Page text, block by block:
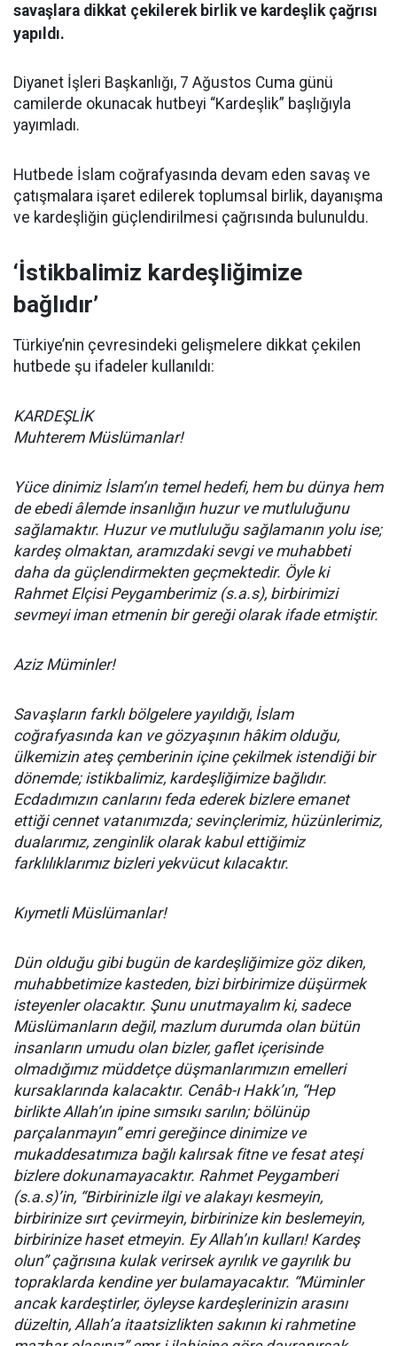
savaşlara dikkat çekilerek birlik ve kardeşlik çağrısı
yapıldı.
Diyanet İşleri Başkanlığı, 7 Ağustos Cuma günü
camilerde okunacak hutbeyi “Kardeşlik” başlığıyla
yayımladı.
Hutbede İslam coğrafyasında devam eden savaş ve
çatışmalara işaret edilerek toplumsal birlik, dayanışma
ve kardeşliğin güçlendirilmesi çağrısında bulunuldu.
‘İstikbalimiz kardeşliğimize
bağlıdır’
Türkiye’nin çevresindeki gelişmelere dikkat çekilen
hutbede şu ifadeler kullanıldı:
KARDEŞLİK
Muhterem Müslümanlar!
Yüce dinimiz İslam’ın temel hedefi, hem bu dünya hem
de ebedi âlemde insanlığın huzur ve mutluluğunu
sağlamaktır. Huzur ve mutluluğu sağlamanın yolu ise;
kardeş olmaktan, aramızdaki sevgi ve muhabbeti
daha da güçlendirmekten geçmektedir. Öyle ki
Rahmet Elçisi Peygamberimiz (s.a.s), birbirimizi
sevmeyi iman etmenin bir gereği olarak ifade etmiştir.
Aziz Müminler!
Savaşların farklı bölgelere yayıldığı, İslam
coğrafyasında kan ve gözyaşının hâkim olduğu,
ülkemizin ateş çemberinin içine çekilmek istendiği bir
dönemde; istikbalimiz, kardeşliğimize bağlıdır.
Ecdadımızın canlarını feda ederek bizlere emanet
ettiği cennet vatanımızda; sevinçlerimiz, hüzünlerimiz,
dualarımız, zenginlik olarak kabul ettiğimiz
farklılıklarımız bizleri yekvücut kılacaktır.
Kıymetli Müslümanlar!
Dün olduğu gibi bugün de kardeşliğimize göz diken,
muhabbetimize kasteden, bizi birbirimize düşürmek
isteyenler olacaktır. Şunu unutmayalım ki, sadece
Müslümanların değil, mazlum durumda olan bütün
insanların umudu olan bizler, gaflet içerisinde
olmadığımız müddetçe düşmanlarımızın emelleri
kursaklarında kalacaktır. Cenâb-ı Hakk’ın, “Hep
birlikte Allah’ın ipine sımsıkı sarılın; bölünüp
parçalanmayın” emri gereğince dinimize ve
mukaddesatımıza bağlı kalırsak fitne ve fesat ateşi
bizlere dokunamayacaktır. Rahmet Peygamberi
(s.a.s)’in, “Birbirinizle ilgi ve alakayı kesmeyin,
birbirinize sırt çevirmeyin, birbirinize kin beslemeyin,
birbirinize haset etmeyin. Ey Allah’ın kulları! Kardeş
olun” çağrısına kulak verirsek ayrılık ve gayrılık bu
topraklarda kendine yer bulamayacaktır. “Müminler
ancak kardeştirler, öyleyse kardeşlerinizin arasını
düzeltin, Allah’a itaatsizlikten sakının ki rahmetine